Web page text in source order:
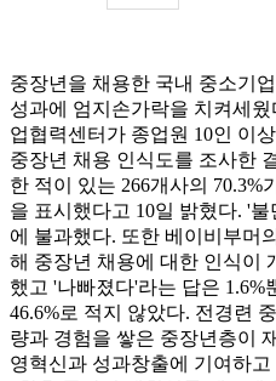
중장년을 채용한 국내 중소기
성과에 엄지손가락을 치켜세
업협력센터가 종업원 10인 이
중장년 채용 인식도를 조사한
한 적이 있는 266개사의
을 표시했다고 10일 밝혔다. '
에 불과했다. 또한 베이비부머
해 중장년 채용에 대한 인식이
했고 '나빠졌다'라는 답은
46.6%로 적지 않았다. 전경련
량과 경험을 쌓은 중장년층이
영혁신과 성과창출에 기여하